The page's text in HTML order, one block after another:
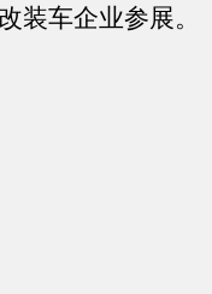
装车企业参展。